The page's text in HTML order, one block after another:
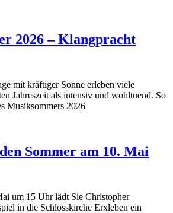
2026 – Klangpracht
mit kräftiger Sonne erleben viele
Jahreszeit als intensiv und wohltuend. So
Musiksommers 2026
Sommer am 10. Mai
um 15 Uhr lädt Sie Christopher
in die Schlosskirche Erxleben ein